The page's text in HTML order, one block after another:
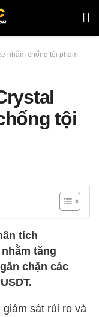
nhằm chống tội phạm
tội
tích
tăng
chặn các
sát rủi ro và